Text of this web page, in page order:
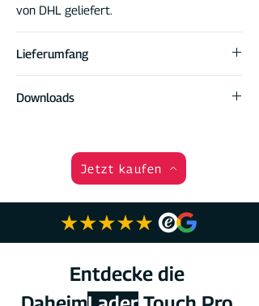
von DHL geliefert.
Lieferumfang
inklusive DockingStation für Anschluß
Onlinekarte)
Wallbox Handbuch
Schrauben & Dübel
Downloads
ProduktkatalogJetzt kaufen
Entdecke die